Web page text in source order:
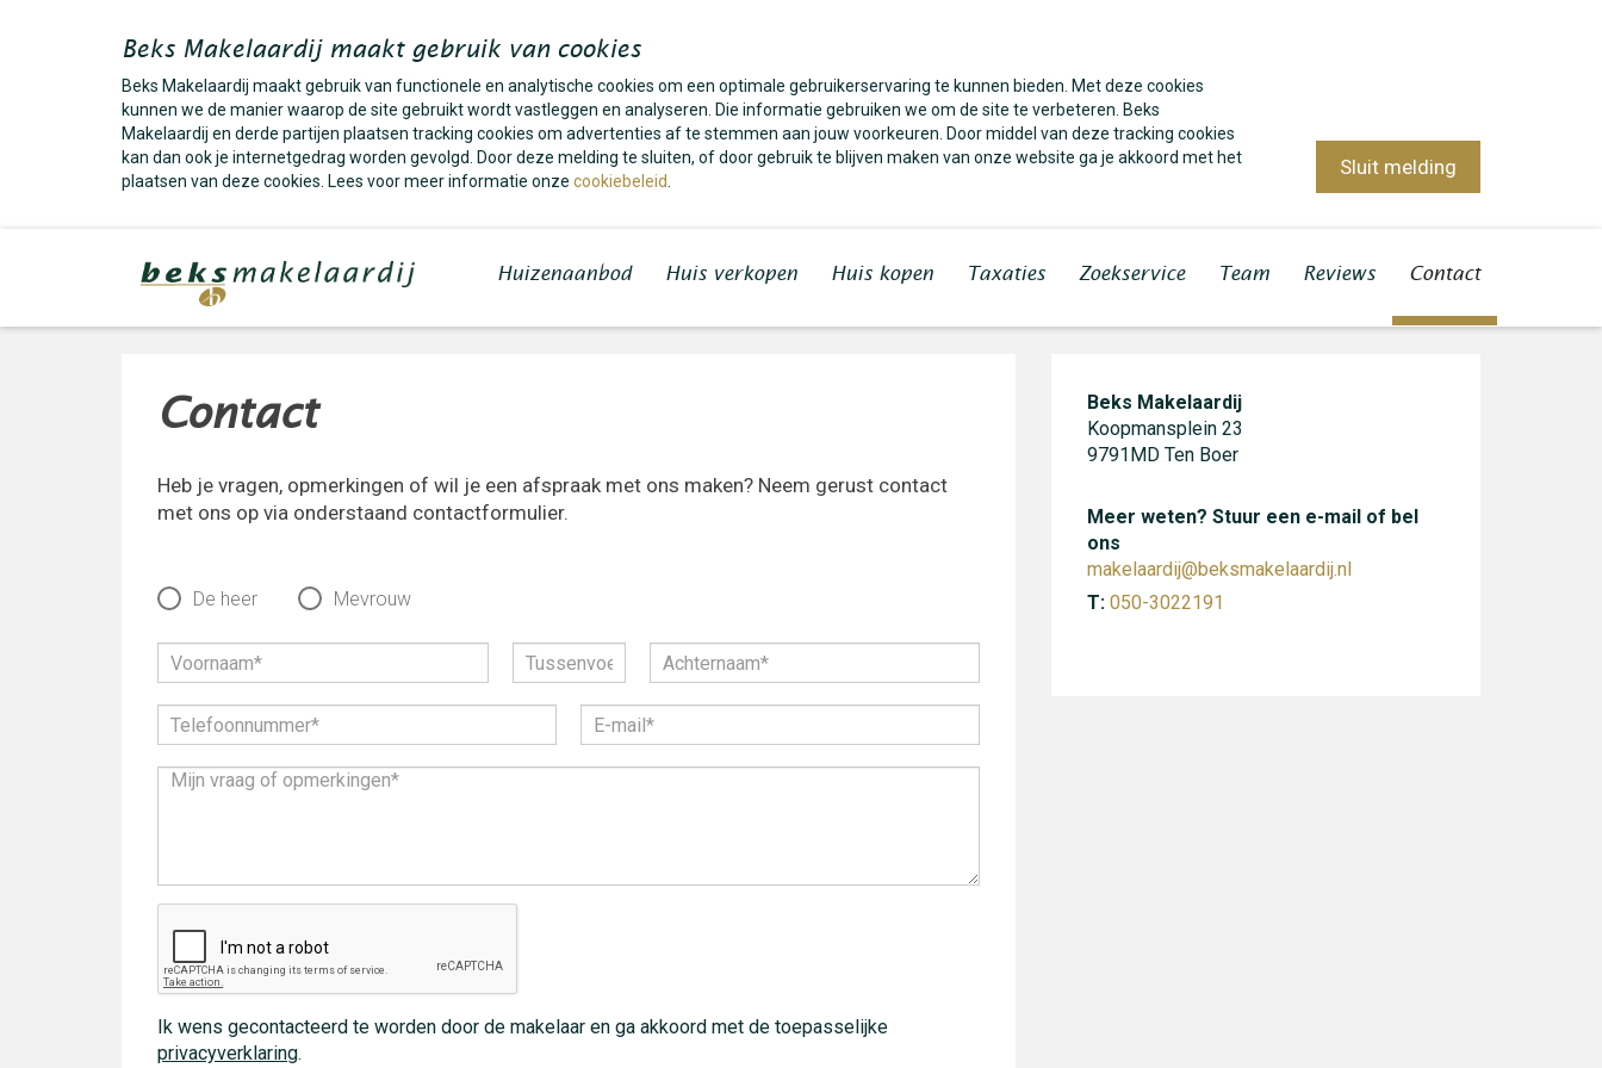
Beks Makelaardij maakt gebruik van cookies
Beks Makelaardij maakt gebruik van functionele en analytische cookies om een optimale gebruikerservaring te kunnen bieden. Met deze cookies
kunnen we de manier waarop de site gebruikt wordt vastleggen en analyseren. Die informatie gebruiken we om de site te verbeteren. Beks
Makelaardij en derde partijen plaatsen tracking cookies om advertenties af te stemmen aan jouw voorkeuren. Door middel van deze tracking cookies
kan dan ook je internetgedrag worden gevolgd. Door deze melding te sluiten, of door gebruik te blijven maken van onze website ga je akkoord met het
plaatsen van deze cookies. Lees voor meer informatie onze cookiebeleid
Sluit melding
Huizenaanbod Huis verkopen Huis kopen Taxaties Zoekservice Team Reviews Contact
Beks Makelaardij
Koopmansplein 23
9791MD Ten Boer
Meer weten? Stuur een e-mail of bel
ons
makelaardij@beksmakelaardij.nl
T: 050-3022191
Contact
Heb je vragen, opmerkingen of wil je een afspraak met ons maken? Neem gerust contact
met ons op via onderstaand contactformulier.
De heer Mevrouw
Ik wens gecontacteerd te worden door de makelaar en ga akkoord met de toepasselijke
privacyverklaring.